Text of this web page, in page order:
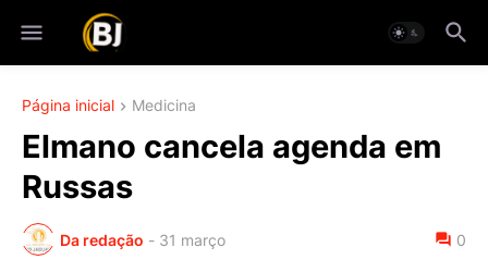
Página inicial Medicina
Elmano cancela agenda em
Russas
Da redação - 31 março 0